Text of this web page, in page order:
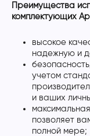
Преимущества
комплектующих
высокое
надежную и
учетом
и ваших
позволяет
полной мере;